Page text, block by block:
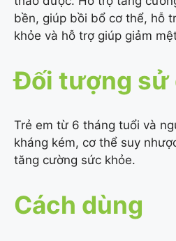
bền, giúp bồi bổ cơ thể, hỗ
khỏe và hỗ trợ giúp giảm
Đối tượng sử
Trẻ em từ 6 tháng tuổi và
kháng kém, cơ thể suy
tăng cường sức khỏe.
Cách dùng